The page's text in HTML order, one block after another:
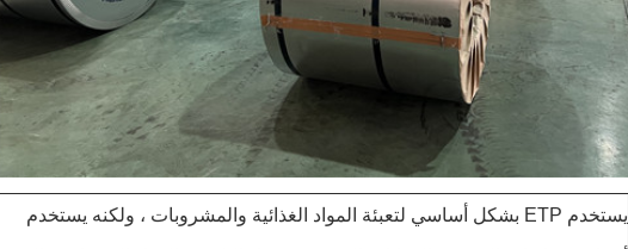
يستخدم ETP بشكل أساسي لتعبئة المواد الغذائية والمشروبات ، ولكنه يستخدم